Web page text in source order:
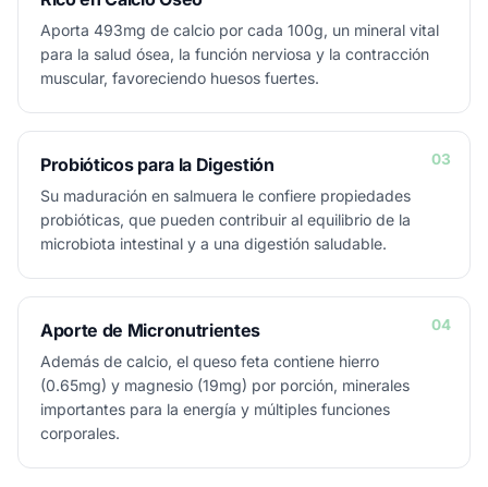
Aporta 493mg de calcio por cada 100g, un mineral vital
para la salud ósea, la función nerviosa y la contracción
muscular, favoreciendo huesos fuertes.
03
Probióticos para la Digestión
Su maduración en salmuera le confiere propiedades
probióticas, que pueden contribuir al equilibrio de la
microbiota intestinal y a una digestión saludable.
04
Aporte de Micronutrientes
Además de calcio, el queso feta contiene hierro
(0.65mg) y magnesio (19mg) por porción, minerales
importantes para la energía y múltiples funciones
corporales.